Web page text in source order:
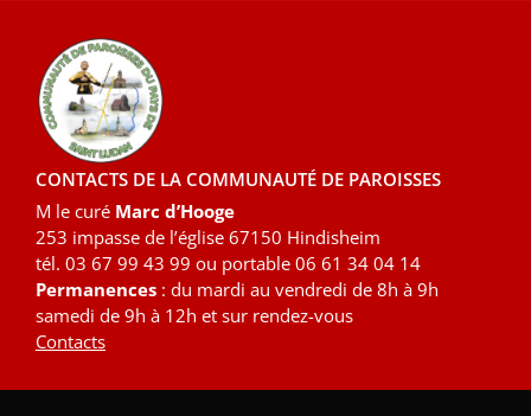
CONTACTS DE LA COMMUNAUTÉ DE PAROISSES
M le curé Marc d’Hooge
253 impasse de l’église 67150 Hindisheim
tél. 03 67 99 43 99 ou portable 06 61 34 04 14
Permanences : du mardi au vendredi de 8h à 9h
samedi de 9h à 12h et sur rendez-vous
Contacts